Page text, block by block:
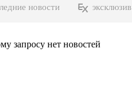
новости эксклюзив
запросу нет новостей